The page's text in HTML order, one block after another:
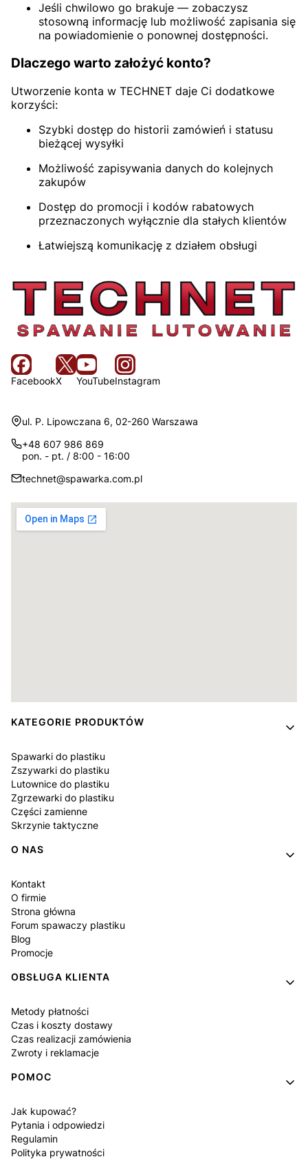
Jeśli chwilowo go brakuje — zobaczysz
stosowną informację lub możliwość zapisania się
na powiadomienie o ponownej dostępności.
Dlaczego warto założyć konto?
Utworzenie konta w TECHNET daje Ci dodatkowe
korzyści:
Szybki dostęp do historii zamówień i statusu
bieżącej wysyłki
Możliwość zapisywania danych do kolejnych
zakupów
Dostęp do promocji i kodów rabatowych
przeznaczonych wyłącznie dla stałych klientów
Łatwiejszą komunikację z działem obsługi
FacebookX YouTubeInstagram
Adres:
ul. P. Lipowczana 6, 02-260 Warszawa
+48 607 986 869
pon. - pt. / 8:00 - 16:00
technet@spawarka.com.pl
Linki w stopce
KATEGORIE PRODUKTÓW
Spawarki do plastiku
Zszywarki do plastiku
Lutownice do plastiku
Zgrzewarki do plastiku
Części zamienne
Skrzynie taktyczne
O NAS
Kontakt
O firmie
Strona główna
Forum spawaczy plastiku
Blog
Promocje
OBSŁUGA KLIENTA
Metody płatności
Czas i koszty dostawy
Czas realizacji zamówienia
Zwroty i reklamacje
POMOC
Jak kupować?
Pytania i odpowiedzi
Regulamin
Polityka prywatności